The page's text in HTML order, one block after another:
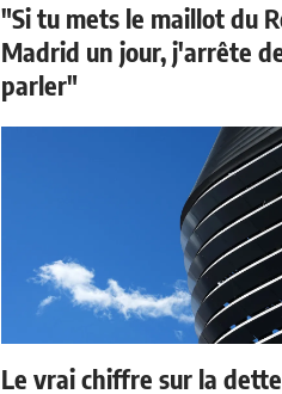
"Si tu mets le maillot du
Madrid un jour, j'arrête
parler"
Le vrai chiffre sur la